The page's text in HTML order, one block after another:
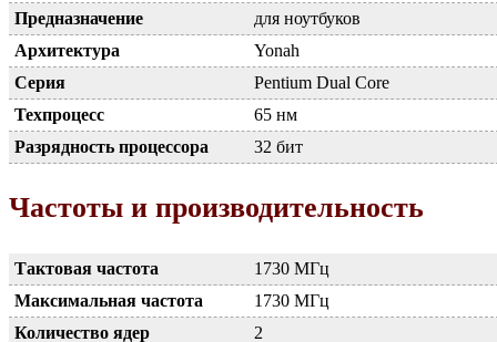
Предназначение
для ноутбуков
Архитектура
Yonah
Серия
Pentium Dual Core
Техпроцесс
65 нм
Разрядность процессора
32 бит
Частоты и производительность
Тактовая частота
1730 МГц
Максимальная частота
1730 МГц
Количество ядер
2